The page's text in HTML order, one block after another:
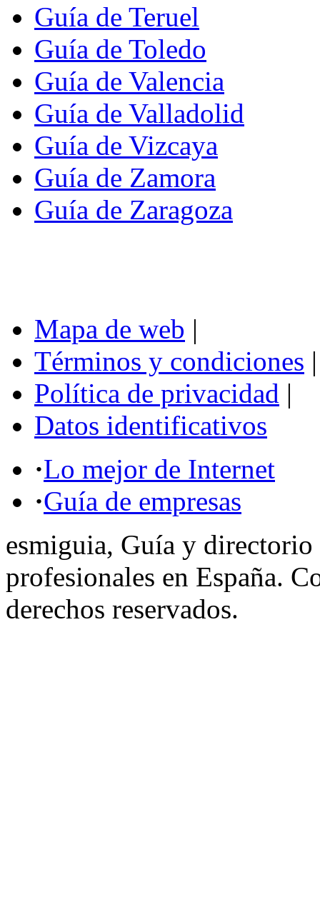
Guía de Teruel
Guía de Toledo
Guía de Valencia
Guía de Valladolid
Guía de Vizcaya
Guía de Zamora
Guía de Zaragoza
Mapa de web |
Términos y condiciones |
Política de privacidad |
Datos identificativos
·Lo mejor de Internet
·Guía de empresas
esmiguia, Guía y directorio
profesionales en España.
derechos reservados.